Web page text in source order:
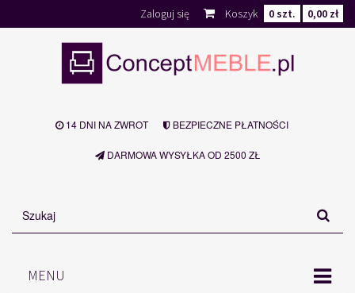
Koszyk 0szt. 0,00 zł
Zaloguj się
14 DNI NA ZWROT BEZPIECZNE PŁATNOŚCI
DARMOWA WYSYŁKA OD 2500 ZŁ
MENU